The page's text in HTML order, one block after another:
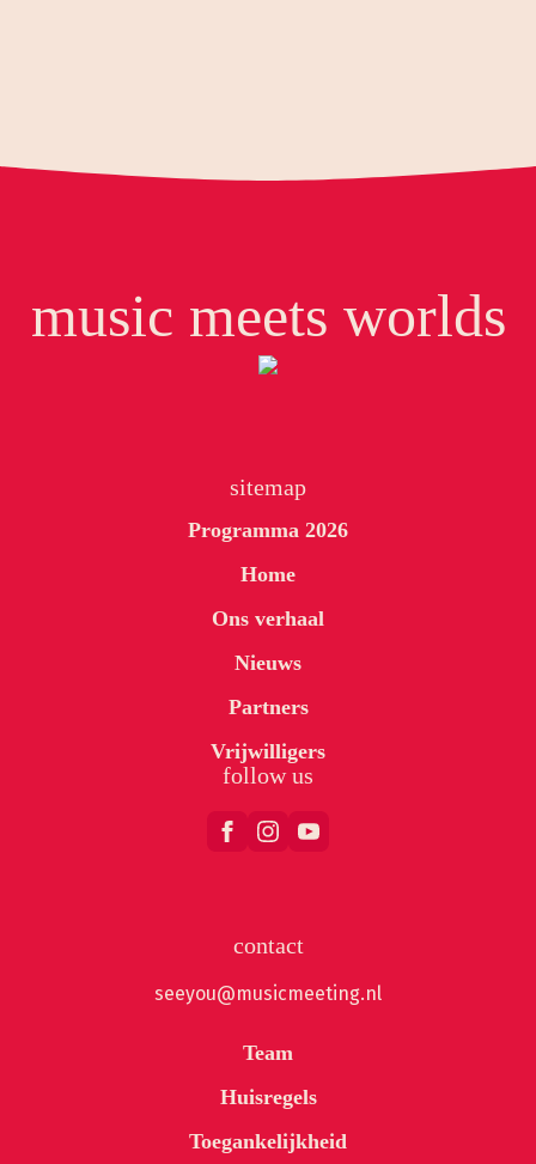
music meets worlds
sitemap
Programma 2026
Home
Ons verhaal
Nieuws
Partners
Vrijwilligers
follow us
contact
seeyou@musicmeeting.nl
Team
Huisregels
Toegankelijkheid